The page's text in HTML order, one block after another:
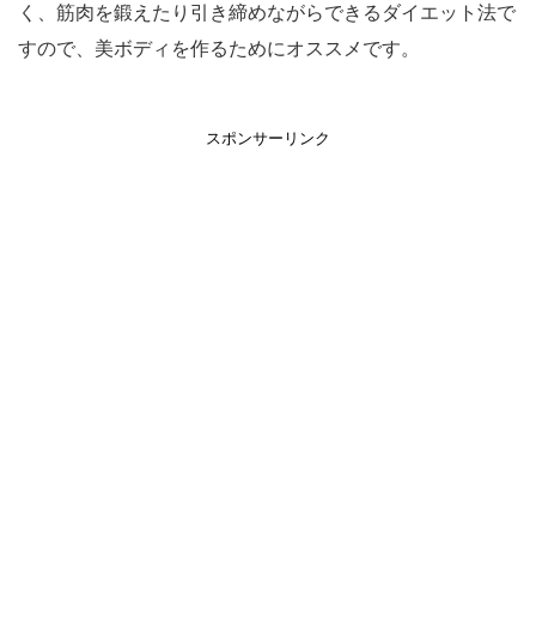
く、筋肉を鍛えたり引き締めながらできるダイエット法で
すので、美ボディを作るためにオススメです。
スポンサーリンク